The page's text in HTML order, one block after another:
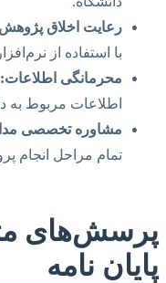
رعایت اخلاق
با استفاده از
محرمانگی اطلاعات:
اطلاعات مربوط به
مشاوره تخصصی
تمام مراحل انجام
پرسش‌های
پایان نامه